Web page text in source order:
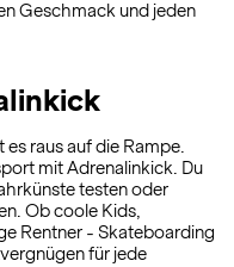
Geschmack und jeden
raus auf die Rampe.
mit Adrenalinkick. Du
testen oder
Ob coole Kids,
Rentner - Skateboarding
für jede